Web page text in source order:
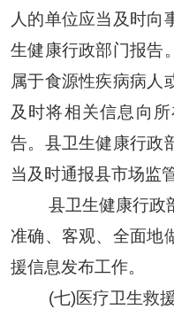
人的单位应当及时向
生健康行政部门报告
属于食源性疾病病人
及时将相关信息向
告。县卫生健康行政
当及时通报县市场监
县卫生健康行政
准确、客观、全面地
援信息发布工作。
(七)医疗卫生救